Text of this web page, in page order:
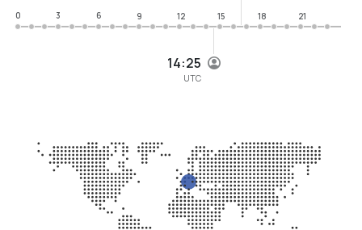
14:25
UTC
0
3 6 9 12 15 18 21